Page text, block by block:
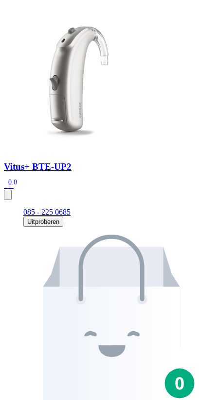
Signia hoortoestellenSignia Pure BCT IX
Audio Service R LI 7
Hoortoestelbatterijen Widex filters
Onderhoudsartikelen
Signia Active Mini IX - Oplaadbaar
De Signia Active Mini IX is het nieuwste hoortoestel van Signia.
Vitus+ BTE-UP2
0.0
085 - 225 0685
Uitproberen